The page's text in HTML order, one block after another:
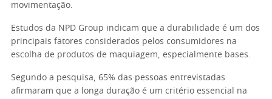
movimentação.
Estudos da NPD Group indicam que a durabilidade é um dos
principais fatores considerados pelos consumidores na
escolha de produtos de maquiagem, especialmente bases.
Segundo a pesquisa, 65% das pessoas entrevistadas
afirmaram que a longa duração é um critério essencial na